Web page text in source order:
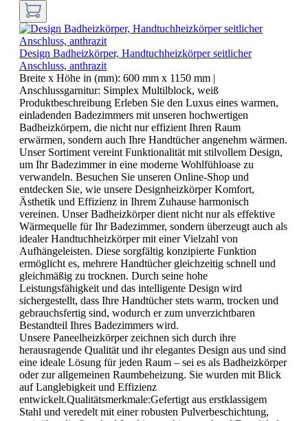
Design Badheizkörper, Handtuchheizkörper seitlicher
Anschluss, anthrazit
Breite x Höhe in (mm): 600 mm x 1150 mm |
Anschlussgarnitur: Simplex Multilblock, weiß
Produktbeschreibung Erleben Sie den Luxus eines warmen,
einladenden Badezimmers mit unseren hochwertigen
Badheizkörpern, die nicht nur effizient Ihren Raum
erwärmen, sondern auch Ihre Handtücher angenehm wärmen.
Unser Sortiment vereint Funktionalität mit stilvollem Design,
um Ihr Badezimmer in eine moderne Wohlfühloase zu
verwandeln. Besuchen Sie unseren Online-Shop und
entdecken Sie, wie unsere Designheizkörper Komfort,
Ästhetik und Effizienz in Ihrem Zuhause harmonisch
vereinen. Unser Badheizkörper dient nicht nur als effektive
Wärmequelle für Ihr Badezimmer, sondern überzeugt auch als
idealer Handtuchheizkörper mit einer Vielzahl von
Aufhängeleisten. Diese sorgfältig konzipierte Funktion
ermöglicht es, mehrere Handtücher gleichzeitig schnell und
gleichmäßig zu trocknen. Durch seine hohe
Leistungsfähigkeit und das intelligente Design wird
sichergestellt, dass Ihre Handtücher stets warm, trocken und
gebrauchsfertig sind, wodurch er zum unverzichtbaren
Bestandteil Ihres Badezimmers wird.
Unsere Paneelheizkörper zeichnen sich durch ihre
herausragende Qualität und ihr elegantes Design aus und sind
eine ideale Lösung für jeden Raum – sei es als Badheizkörper
oder zur allgemeinen Raumbeheizung. Sie wurden mit Blick
auf Langlebigkeit und Effizienz
entwickelt.Qualitätsmerkmale:Gefertigt aus erstklassigem
Stahl und veredelt mit einer robusten Pulverbeschichtung,